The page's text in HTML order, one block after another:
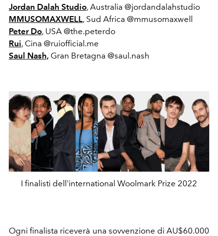
Jordan Dalah Studio, Australia @jordandalahstudio
MMUSOMAXWELL, Sud Africa @mmusomaxwell
Peter Do, USA @the.peterdo
Rui, Cina @ruiofficial.me
Saul Nash, Gran Bretagna @saul.nash
I finalisti dell'international Woolmark Prize 2022
Ogni finalista riceverà una sovvenzione di AU$60.000